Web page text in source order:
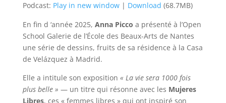
Podcast: Play in new window| Download (68.7MB)
En fin d ‘année 2025, Anna Picco a présenté à l’Open
School Galerie de l’École des Beaux-Arts de Nantes
une série de dessins, fruits de sa résidence à la Casa
de Velázquez à Madrid.
Elle a intitule son exposition « La vie sera 1000 fois
plus belle » — un titre qui résonne avec les Mujeres
Libres, ces « femmes libres » qui ont inspiré son